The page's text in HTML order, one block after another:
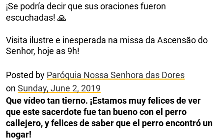
¡Se podría decir que sus oraciones fueron
escuchadas! 🙏
Visita ilustre e inesperada na missa da Ascensão do
Senhor, hoje as 9h!
Posted by Paróquia Nossa Senhora das Dores
on Sunday, June 2, 2019
Que vídeo tan tierno. ¡Estamos muy felices de ver
que este sacerdote fue tan bueno con el perro
callejero, y felices de saber que el perro encontró un
hogar!